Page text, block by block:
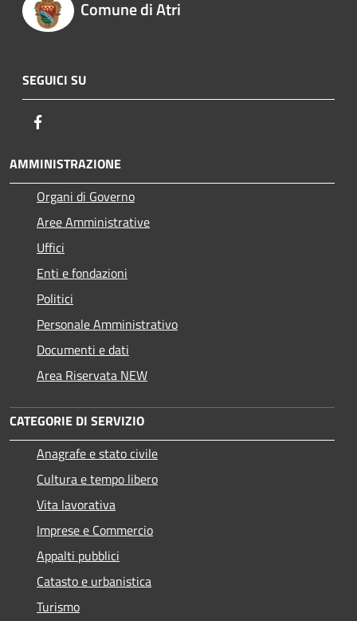
Comune di Atri
SEGUICI SU
AMMINISTRAZIONE
Organi di Governo
Aree Amministrative
Uffici
Enti e fondazioni
Politici
Personale Amministrativo
Documenti e dati
Area Riservata NEW
CATEGORIE DI SERVIZIO
Anagrafe e stato civile
Cultura e tempo libero
Vita lavorativa
Imprese e Commercio
Appalti pubblici
Catasto e urbanistica
Turismo